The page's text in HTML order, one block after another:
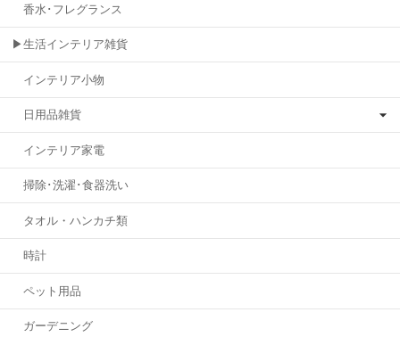
香水･フレグランス
▶生活インテリア雑貨
インテリア小物
日用品雑貨
インテリア家電
掃除･洗濯･食器洗い
タオル・ハンカチ類
時計
ペット用品
ガーデニング